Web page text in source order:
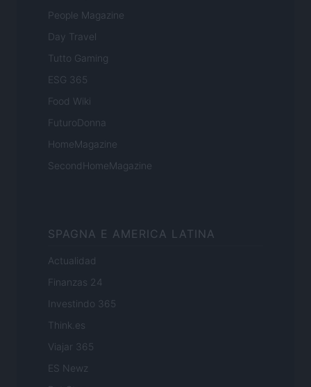
People Magazine
Day Travel
Tutto Gaming
ESG 365
Food Wiki
FuturoDonna
HomeMagazine
SecondHomeMagazine
SPAGNA E AMERICA LATINA
Actualidad
Finanzas 24
Investindo 365
Think.es
Viajar 365
ES Newz